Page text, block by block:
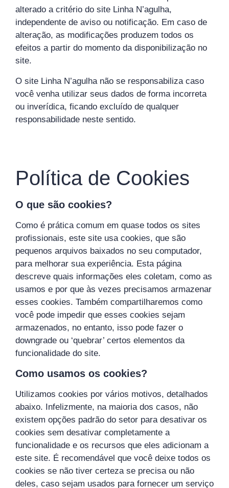
alterado a critério do site Linha N’agulha,
independente de aviso ou notificação. Em caso de
alteração, as modificações produzem todos os
efeitos a partir do momento da disponibilização no
site.
O site Linha N’agulha não se responsabiliza caso
você venha utilizar seus dados de forma incorreta
ou inverídica, ficando excluído de qualquer
responsabilidade neste sentido.
Política de Cookies
O que são cookies?
Como é prática comum em quase todos os sites
profissionais, este site usa cookies, que são
pequenos arquivos baixados no seu computador,
para melhorar sua experiência. Esta página
descreve quais informações eles coletam, como as
usamos e por que às vezes precisamos armazenar
esses cookies. Também compartilharemos como
você pode impedir que esses cookies sejam
armazenados, no entanto, isso pode fazer o
downgrade ou ‘quebrar’ certos elementos da
funcionalidade do site.
Como usamos os cookies?
Utilizamos cookies por vários motivos, detalhados
abaixo. Infelizmente, na maioria dos casos, não
existem opções padrão do setor para desativar os
cookies sem desativar completamente a
funcionalidade e os recursos que eles adicionam a
este site. É recomendável que você deixe todos os
cookies se não tiver certeza se precisa ou não
deles, caso sejam usados ​​para fornecer um serviço